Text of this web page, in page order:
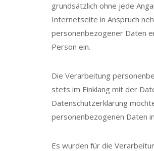
grundsätzlich ohne jede
Internetseite in Anspruch
personenbezogener Daten
Person ein.
Die Verarbeitung
stets im Einklang mit der
Datenschutzerklärung
personenbezogenen Daten
Es wurden für die